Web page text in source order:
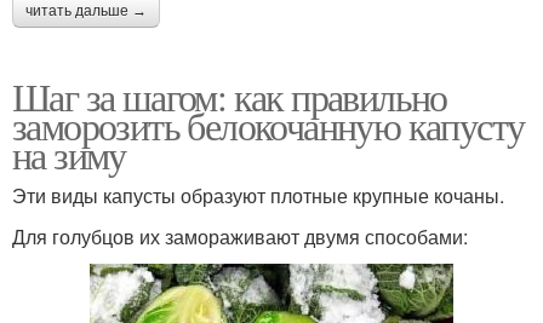
читать дальше →
Шаг за шагом: как правильно
заморозить белокочанную капусту
на зиму
Эти виды капусты образуют плотные крупные кочаны.
Для голубцов их замораживают двумя способами: